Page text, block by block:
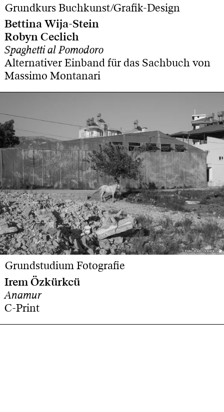
Grundkurs Buchkunst/Grafik-Design
Bettina Wija-Stein
Robyn Ceclich
Spaghetti al Pomodoro
Alternativer Einband für das Sachbuch von
Massimo Montanari
Foto: Irem Özkürkcü
Foto: Irem Özkürkcü
Grundstudium Fotografie
Irem Özkürkcü
Anamur
C-Print